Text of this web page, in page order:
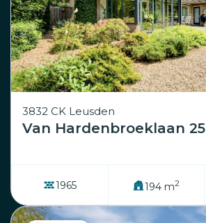
3832 CK Leusden
Van Hardenbroeklaan 25
1965 194 m2